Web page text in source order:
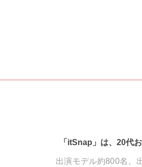
「itSnap」は、20代
出演モデル約800名、